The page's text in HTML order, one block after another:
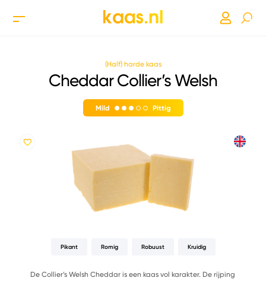
(Half) harde kaas
Cheddar Collier’s Welsh
Mild Pittig
Pikant Romig Robuust Kruidig
De Collier’s Welsh Cheddar is een kaas vol karakter. De rijping